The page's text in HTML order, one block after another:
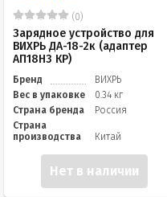
(0)
Зарядное устройство для
ВИХРЬ ДА-18-2к (адаптер
АП18Н3 КР)
Бренд
ВИХРЬ
Вес в упаковке
0.34 кг
Страна бренда
Россия
Страна
производства
Китай
Нет в наличии